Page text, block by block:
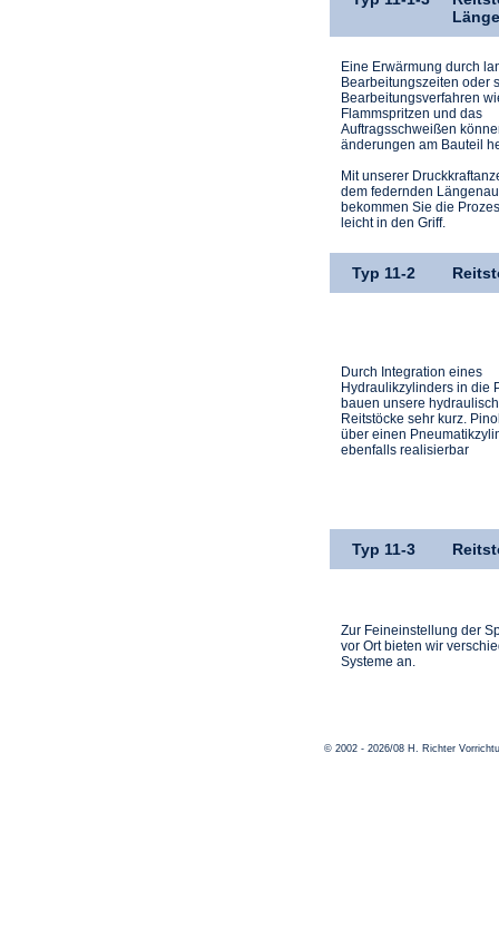
Eine Erwärmung durch
Bearbeitungszeiten oder
Bearbeitungsverfahren
Flammspritzen und das
Auftragsschweißen
änderungen am Bauteil
Mit unserer
dem federnden
bekommen Sie die
leicht in den Griff.
Typ 11-2
Durch Integration eines
Hydraulikzylinders in die
bauen unsere
Reitstöcke sehr kurz.
über einen
ebenfalls realisierbar
Typ 11-3
Zur Feineinstellung der
vor Ort bieten wir
Systeme an.
© 2002 - 2026/08 H. Richter